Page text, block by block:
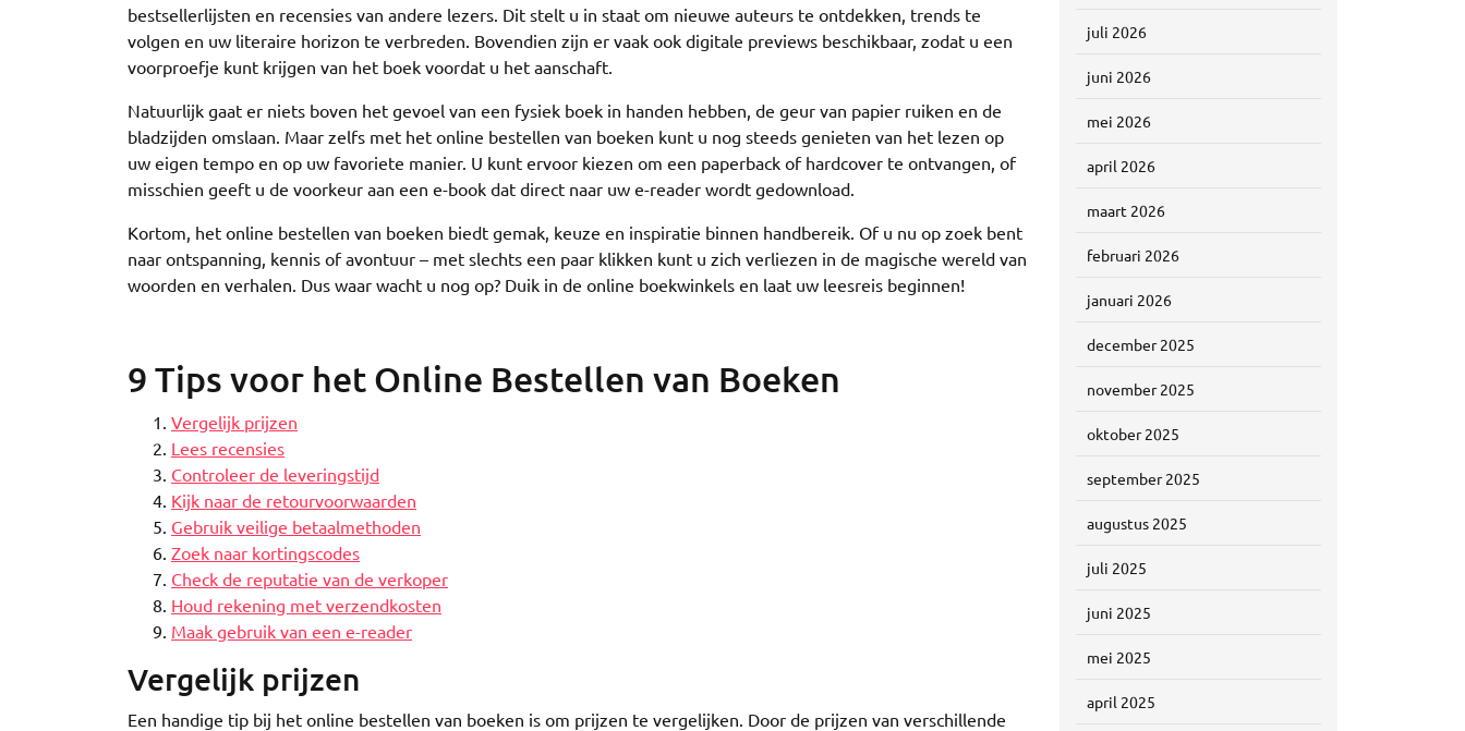
bestsellerlijsten en recensies van andere lezers. Dit stelt u in staat om nieuwe auteurs te ontdekken, trends te
volgen en uw literaire horizon te verbreden. Bovendien zijn er vaak ook digitale previews beschikbaar, zodat u een
voorproefje kunt krijgen van het boek voordat u het aanschaft.
Natuurlijk gaat er niets boven het gevoel van een fysiek boek in handen hebben, de geur van papier ruiken en de
bladzijden omslaan. Maar zelfs met het online bestellen van boeken kunt u nog steeds genieten van het lezen op
uw eigen tempo en op uw favoriete manier. U kunt ervoor kiezen om een paperback of hardcover te ontvangen, of
misschien geeft u de voorkeur aan een e-book dat direct naar uw e-reader wordt gedownload.
Kortom, het online bestellen van boeken biedt gemak, keuze en inspiratie binnen handbereik. Of u nu op zoek bent
naar ontspanning, kennis of avontuur – met slechts een paar klikken kunt u zich verliezen in de magische wereld van
woorden en verhalen. Dus waar wacht u nog op? Duik in de online boekwinkels en laat uw leesreis beginnen!
9 Tips voor het Online Bestellen van Boeken
Vergelijk prijzen
Lees recensies
Controleer de leveringstijd
Kijk naar de retourvoorwaarden
Gebruik veilige betaalmethoden
Zoek naar kortingscodes
Check de reputatie van de verkoper
Houd rekening met verzendkosten
Maak gebruik van een e-reader
Vergelijk prijzen
Een handige tip bij het online bestellen van boeken is om prijzen te vergelijken. Door de prijzen van verschillende
juli 2026
juni 2026
mei 2026
april 2026
maart 2026
februari 2026
januari 2026
december 2025
november 2025
oktober 2025
september 2025
augustus 2025
juli 2025
juni 2025
mei 2025
april 2025